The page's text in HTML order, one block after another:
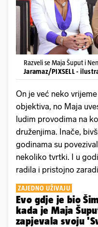
Razveli se Maja Šuput i
Jaramaz/PIXSELL -
On je već neko
objektiva, no Maja
ludim provodima na
druženjima. Inače,
godinama su
nekoliko tvrtki. I u
radila i pristojno
ZAJEDNO UŽIVAJU
Evo gdje je bio
kada je Maja
zapjevala svoju